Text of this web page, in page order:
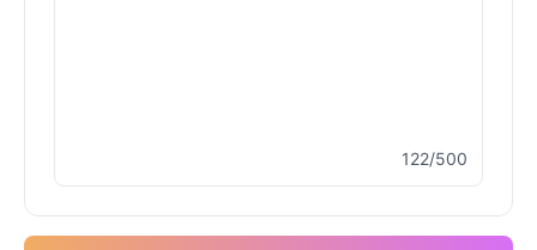
Male @PeachyCloud
122/500